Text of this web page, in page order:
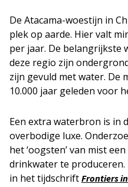
De Atacama-woestijn in
plek op aarde. Hier valt
per jaar. De belangrijkste
deze regio zijn
zijn gevuld met water. De
10.000 jaar geleden voor
Een extra waterbron is in
overbodige luxe.
het ‘oogsten’ van mist
drinkwater te
in het tijdschrift Frontiers